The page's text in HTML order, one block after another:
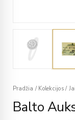
Pradžia / Kolekcijos / Jai
Balto